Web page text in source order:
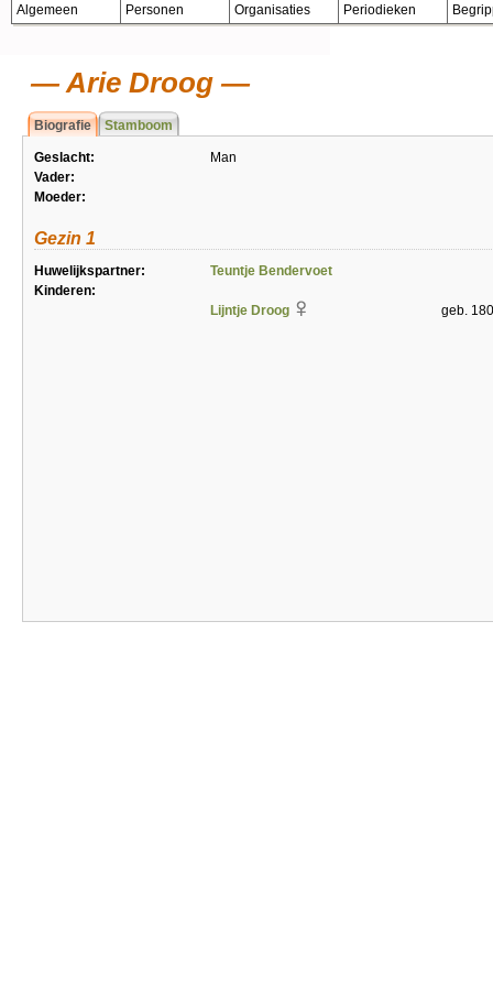
Algemeen Personen Organisaties Periodieken
Arie Droog
Biografie Stamboom
Geslacht:
Man
Vader:
Moeder:
Gezin 1
Huwelijkspartner:
Teuntje Bendervoet
Kinderen:
Lijntje Droog
geb.